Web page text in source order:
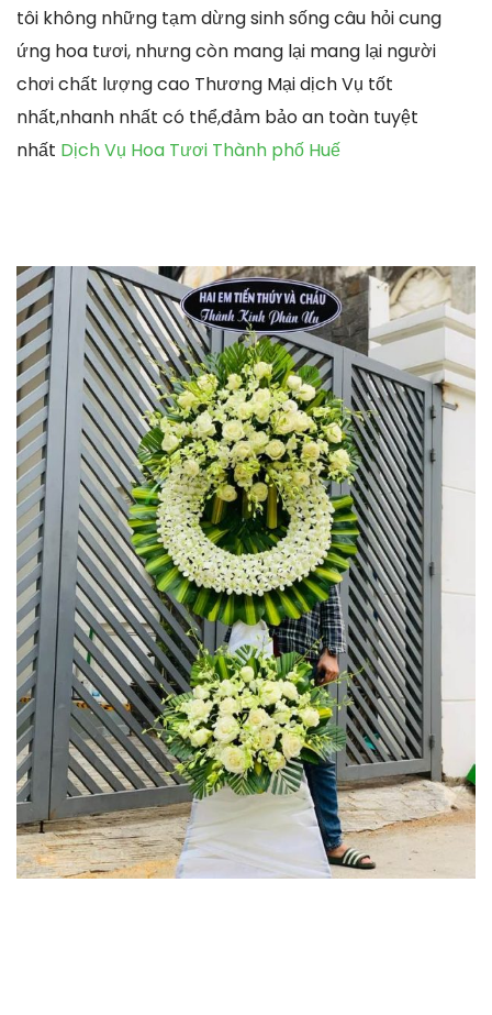
tôi không những tạm dừng sinh sống câu hỏi cung
ứng hoa tươi, nhưng còn mang lại mang lại người
chơi chất lượng cao Thương Mại dịch Vụ tốt
nhất,nhanh nhất có thể,đảm bảo an toàn tuyệt
nhất Dịch Vụ Hoa Tươi Thành phố Huế